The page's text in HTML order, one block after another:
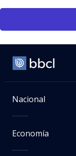
Nacional
Economía